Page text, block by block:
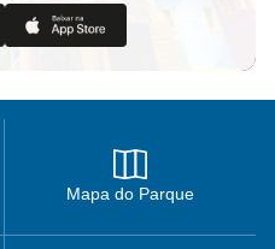
Mapa do Parque